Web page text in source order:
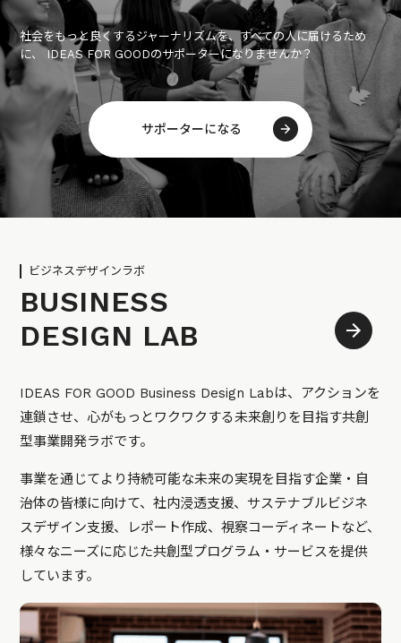
社会をもっと良くするジャーナリズムを、すべての人に届けるため
に、 IDEAS FOR GOODのサポーターになりませんか？
サポーターになる
ビジネスデザインラボ
BUSINESS
DESIGN LAB
IDEAS FOR GOOD Business Design Labは、アクションを
連鎖させ、心がもっとワクワクする未来創りを目指す共創
型事業開発ラボです。
事業を通じてより持続可能な未来の実現を目指す企業・自
治体の皆様に向けて、社内浸透支援、サステナブルビジネ
スデザイン支援、レポート作成、視察コーディネートなど、
様々なニーズに応じた共創型プログラム・サービスを提供
しています。